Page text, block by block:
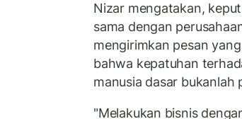
Nizar mengatakan,
sama dengan
mengirimkan pesan
bahwa kepatuhan
manusia dasar bukanlah
"Melakukan bisnis